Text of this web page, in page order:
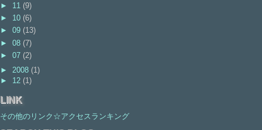
► 11 (9)
► 10 (6)
► 09 (13)
► 08 (7)
► 07 (2)
► 2008 (1)
► 12 (1)
LINK
その他のリンク☆アクセスランキング